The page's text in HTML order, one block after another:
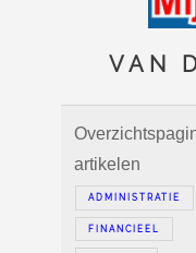
VAN
artikelen
ADMINISTRATIE
FINANCIEEL